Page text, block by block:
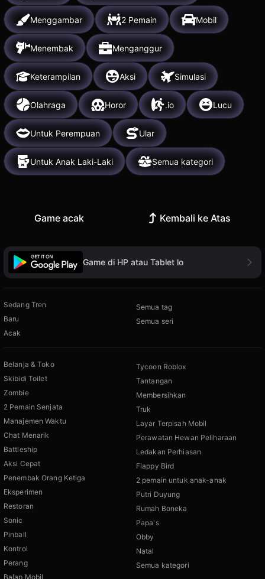
Menggambar 2 Pemain Mobil
Menembak Menganggur
Keterampilan Aksi Simulasi
Olahraga Horor .io Lucu
Untuk Perempuan Ular
Untuk Anak Laki-Laki Semua kategori
Game acak Kembali ke Atas
Game di HP atau Tablet lo
Sedang Tren
Baru
Acak
Semua tag
Semua seri
Belanja & Toko
Skibidi Toilet
Zombie
2 Pemain Senjata
Manajemen Waktu
Chat Menarik
Battleship
Aksi Cepat
Penembak Orang Ketiga
Eksperimen
Restoran
Sonic
Pinball
Kontrol
Perang
Balap Mobil
Tycoon Roblox
Tantangan
Membersihkan
Truk
Layar Terpisah Mobil
Perawatan Hewan Peliharaan
Ledakan Perhiasan
Flappy Bird
2 pemain untuk anak-anak
Putri Duyung
Rumah Boneka
Papa's
Obby
Natal
Semua kategori